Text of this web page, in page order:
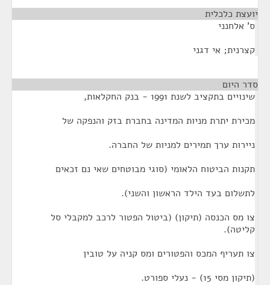
יועצת כלכלית
ס' אלחנני
קצרנית; אי דגני
סדר היום
שינויים בתקציב לשנת 1991 - בנק החקלאות,
מכירת יתרת מניות המדינה בחברת בזק והנפקה של
ניירות ערך תמירים למניות של החברה.
תקנות הביטוח הלאומי (סוגי מבוטחים שאי נם זכאים
לתשלום בעד הילד הראשון והשני).
צו מס הכנסה (תיקון) (ביטול הפטור לרכב למקבלי סל
קליטה).
צו תעריף המכס והפטורים ומס קניה על טובין
(תיקון מסי 15) - נעלי ספורט.